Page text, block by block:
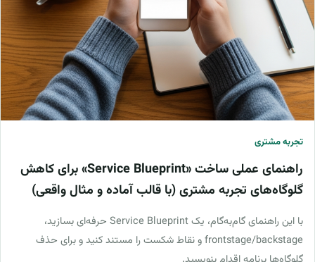
تجربه مشتری
راهنمای عملی ساخت «Service Blueprint» برای کاهش
گلوگاه‌های تجربه مشتری (با قالب آماده و مثال واقعی)
با این راهنمای گام‌به‌گام، یک Service Blueprint حرفه‌ای بسازید،
frontstage/backstage و نقاط شکست را مستند کنید و برای حذف